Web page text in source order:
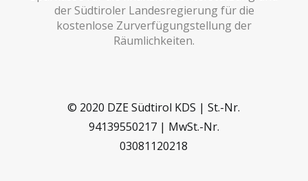
der Südtiroler Landesregierung für die
kostenlose Zurverfügungstellung der
Räumlichkeiten.
© 2020 DZE Südtirol KDS | St.-Nr.
94139550217 | MwSt.-Nr.
03081120218